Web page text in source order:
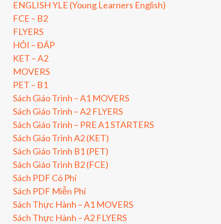
ENGLISH YLE (Young Learners English)
FCE – B2
FLYERS
HỎI – ĐÁP
KET – A2
MOVERS
PET – B1
Sách Giáo Trình – A1 MOVERS
Sách Giáo Trình – A2 FLYERS
Sách Giáo Trình – PRE A1 STARTERS
Sách Giáo Trình A2 (KET)
Sách Giáo Trình B1 (PET)
Sách Giáo Trình B2 (FCE)
Sách PDF Có Phí
Sách PDF Miễn Phí
Sách Thực Hành – A1 MOVERS
Sách Thực Hành – A2 FLYERS